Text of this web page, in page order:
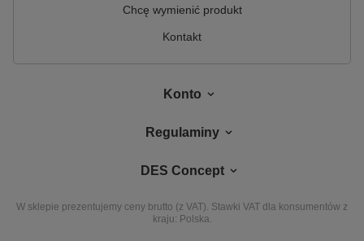
Chcę wymienić produkt
Kontakt
Konto
Regulaminy
DES Concept
W sklepie prezentujemy ceny brutto (z VAT). Stawki VAT dla konsumentów z
kraju: Polska.